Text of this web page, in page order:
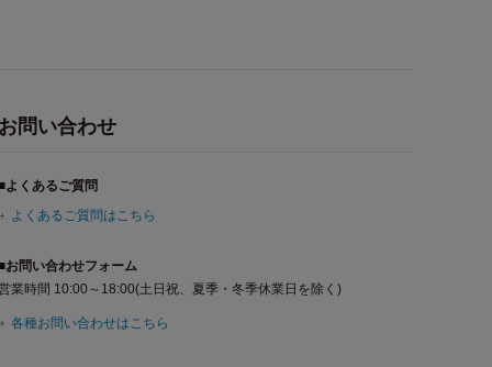
お問い合わせ
よくあるご質問
よくあるご質問はこちら
お問い合わせフォーム
業時間 10:00～18:00(土日祝、夏季・冬季休業日を除く)
各種お問い合わせはこちら